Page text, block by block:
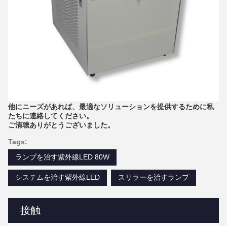
接触
他にニーズがあれば、最適なソリューションを提供するために私
たちに連絡してください。
ご清聴ありがとうございました。
Tags:
ランプを治す紫外線LED 80W
システムを治す紫外線LED スリラーを治すランプ